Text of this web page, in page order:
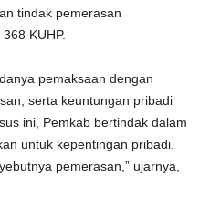
tindak pemerasan
KUHP.
pemaksaan dengan
serta keuntungan pribadi
ini, Pemkab bertindak dalam
untuk kepentingan pribadi.
pemerasan,” ujarnya,